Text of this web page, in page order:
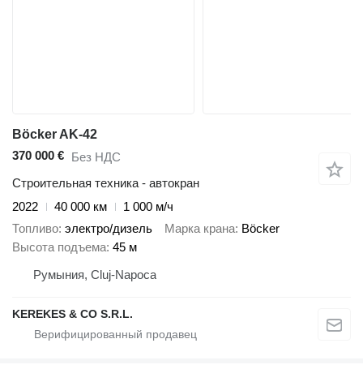
Böcker AK-42
370 000 € Без НДС
Строительная техника - автокран
2022
40 000 км
1 000 м/ч
Топливо электро/дизель Марка крана Böcker
Высота подъема 45 м
Румыния, Cluj-Napoca
KEREKES & CO S.R.L.